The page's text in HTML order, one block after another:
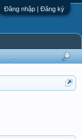
Đăng nhập | Đăng ký